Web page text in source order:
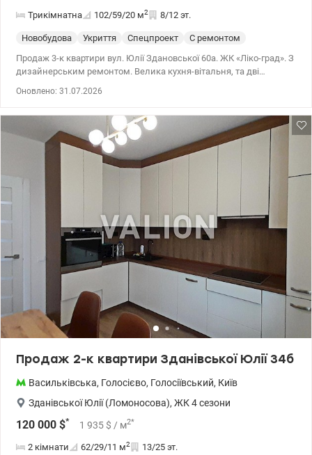
Трикімнатна 102/59/20 м2 8/12 эт.
Новобудова Укриття Спецпроект
С ремонтом
Продаж 3-к квартири вул. Юлії Здановської 60а. ЖК «Ліко-град». З
дизайнерським ремонтом. Велика кухня-вітальня, та дві
Оновлено: 31.07.2026
Продаж 2-к квартири Зданівської Юлії 34б
Васильківська, Голосієво, Голосіївський, Київ
Зданівської Юлії (Ломоносова), ЖК 4 сезони
120 000 $* 1 935 $ / м2*
2 кімнати 62/29/11 м2 13/25 эт.